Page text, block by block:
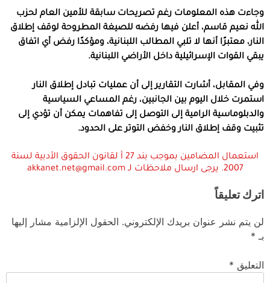
وجاءت هذه المعلومات رغم تصريحات سابقة للأمين العام لحزب
الله نعيم قاسم، أعلن فيها رفضه للصيغة المطروحة لوقف إطلاق
النار، معتبرًا أنها لا تلبي المطالب اللبنانية، ومؤكدًا رفض أي اتفاق
يبقي القوات الإسرائيلية داخل الأراضي اللبنانية.
وفي المقابل، أشارت التقارير إلى أن عمليات تبادل إطلاق النار
استمرت خلال اليوم بين الجانبين، رغم المساعي السياسية
والدبلوماسية الرامية إلى التوصل إلى تفاهمات يمكن أن تؤدي إلى
تثبيت وقف إطلاق النار وخفض التوتر على الحدود.
استعمال المضامين بموجب بند 27 أ لقانون الحقوق الأدبية لسنة
2007. يرجى ارسال ملاحظات لـ akkanet.net@gmail.com
اترك تعليقاً
لن يتم نشر عنوان بريدك الإلكتروني. الحقول الإلزامية مشار إليها
بـ *
التعليق *